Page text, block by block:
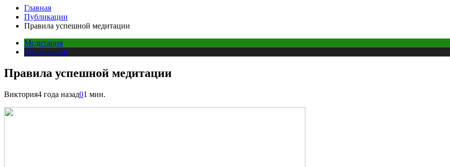
Главная
Публикации
Правила успешной медитации
Медитация
Публикации
Правила успешной медитации
Виктория4 года назад01 мин.